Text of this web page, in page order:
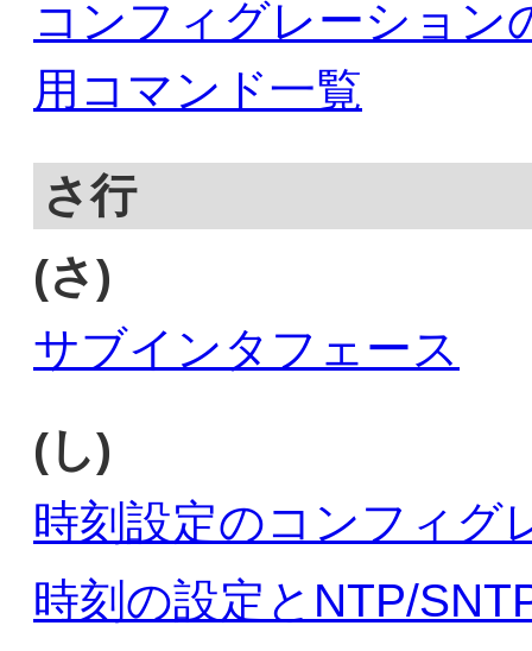
コンフィグレーション
用コマンド一覧
さ行
(さ)
サブインタフェース
(し)
時刻設定のコンフィグ
時刻の設定とNTP/